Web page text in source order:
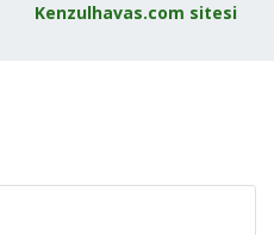
Kenzulhavas.com sitesi